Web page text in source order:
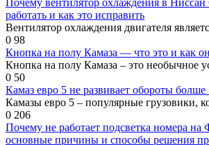
работать и как это исправить
Вентилятор охлаждения двигателя
0 98
Кнопка на полу Камаза — что это и как
Кнопка на полу Камаза – это необычное
0 50
Камаз евро 5 не развивает обороты болше
Камазы евро 5 – популярные грузовики,
0 206
Почему не работает подсветка номера
основные причины и способы решения